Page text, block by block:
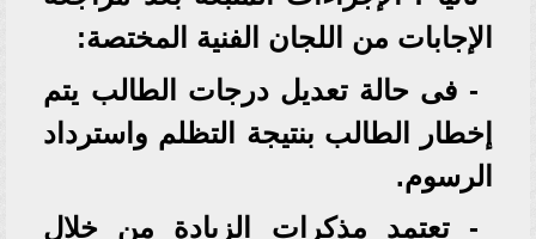
الإجابات من اللجان الفنية المختصة:
- فى حالة تعديل درجات الطالب يتم
إخطار الطالب بنتيجة التظلم واسترداد
الرسوم.
- تعتمد مذكرات الزيادة من خلال